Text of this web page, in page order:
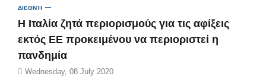
ΔΙΕΘΝΉ
Η Ιταλία ζητά περιορισμούς για τις αφίξεις
εκτός ΕΕ προκειμένου να περιοριστεί η
πανδημία
Wednesday, 08 July 2020